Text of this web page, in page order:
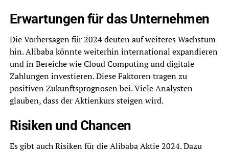
Erwartungen für das Unternehmen
Die Vorhersagen für 2024 deuten auf weiteres Wachstum
hin. Alibaba könnte weiterhin international expandieren
und in Bereiche wie Cloud Computing und digitale
Zahlungen investieren. Diese Faktoren tragen zu
positiven Zukunftsprognosen bei. Viele Analysten
glauben, dass der Aktienkurs steigen wird.
Risiken und Chancen
Es gibt auch Risiken für die Alibaba Aktie 2024. Dazu